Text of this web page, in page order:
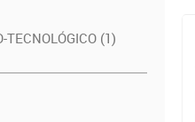
TECNOLÓGICO (1)